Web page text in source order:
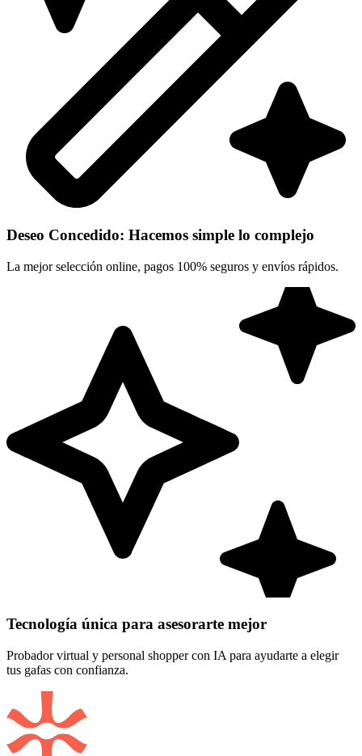
Deseo Concedido: Hacemos simple lo complejo
La mejor selección online, pagos 100% seguros y envíos rápidos.
Tecnología única para asesorarte mejor
Probador virtual y personal shopper con IA para ayudarte a elegir
tus gafas con confianza.